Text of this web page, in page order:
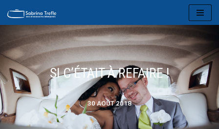
Aller
contenu
SI C’ÉTAIT À REFAIRE !
30 AOÛT 2018